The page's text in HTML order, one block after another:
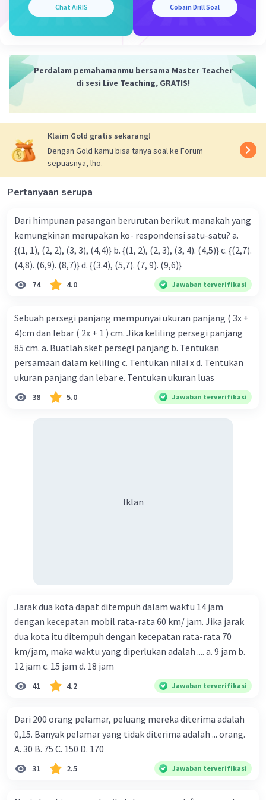
kambingnya, maka kita tinggal membagi 32
peternak J adalah 8.
Dela A Community Level 92
Jawaban terverifikasi
Jawaban yang tepat untuk soal tersebut adalah
Rasio kambing : ayam = 2 : 5
Kaki kambing ada 4
Kaki ayam ada 2
Kaki kambing + kaki ayam = 72
4(2x) + 2(5x) = 72
8x + 10x = 72
x = 72/18
x = 4
Sehingga, jumlah kambing ada 2 × 4 = 8 ekor.
Beri Rating ·0.0(0) Balas
Chat AiRIS Cobain Drill Soal
Perdalam pemahamanmu bersama Master Teacher
di sesi Live Teaching, GRATIS!
Klaim Gold gratis sekarang!
Dengan Gold kamu bisa tanya soal ke Forum
sepuasnya, lho.
Pertanyaan serupa
Dari himpunan pasangan berurutan berikut.manakah yang
kemungkinan merupakan ko- respondensi satu-satu? a.
{(1, 1), (2, 2), (3, 3), (4,4)} b. {(1, 2), (2, 3), (3, 4). (4,5)} c. {(2,7).
(4,8). (6,9). (8,7)} d. {(3.4), (5,7). (7, 9). (9,6)}
74 4.0 Jawaban terverifikasi
Sebuah persegi panjang mempunyai ukuran panjang ( 3x +
4)cm dan lebar ( 2x + 1 ) cm. Jika keliling persegi panjang
85 cm. a. Buatlah sket persegi panjang b. Tentukan
persamaan dalam keliling c. Tentukan nilai x d. Tentukan
ukuran panjang dan lebar e. Tentukan ukuran luas
38 5.0 Jawaban terverifikasi
Iklan
Jarak dua kota dapat ditempuh dalam waktu 14 jam
dengan kecepatan mobil rata-rata 60 km/ jam. Jika jarak
dua kota itu ditempuh dengan kecepatan rata-rata 70
km/jam, maka waktu yang diperlukan adalah .... a. 9 jam b.
12 jam c. 15 jam d. 18 jam
41 4.2 Jawaban terverifikasi
Dari 200 orang pelamar, peluang mereka diterima adalah
0,15. Banyak pelamar yang tidak diterima adalah ... orang.
A. 30 B. 75 C. 150 D. 170
31 2.5 Jawaban terverifikasi